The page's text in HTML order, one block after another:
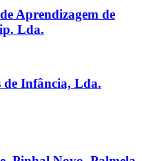
Aprendizagem de
Lda.
de Infância, Lda.